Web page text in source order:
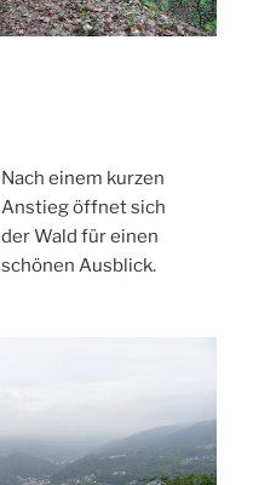
Nach einem kurzen
Anstieg öffnet sich
der Wald für einen
schönen Ausblick.